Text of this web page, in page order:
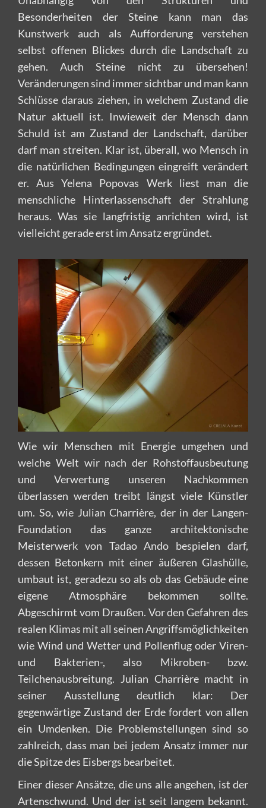
Besonderheiten der Steine kann man das
Kunstwerk auch als Aufforderung verstehen
selbst offenen Blickes durch die Landschaft zu
gehen. Auch Steine nicht zu übersehen!
Veränderungen sind immer sichtbar und man kann
Schlüsse daraus ziehen, in welchem Zustand die
Natur aktuell ist. Inwieweit der Mensch dann
Schuld ist am Zustand der Landschaft, darüber
darf man streiten. Klar ist, überall, wo Mensch in
die natürlichen Bedingungen eingreift verändert
er. Aus Yelena Popovas Werk liest man die
menschliche Hinterlassenschaft der Strahlung
heraus. Was sie langfristig anrichten wird, ist
vielleicht gerade erst im Ansatz ergründet.
Wie wir Menschen mit Energie umgehen und
welche Welt wir nach der Rohstoffausbeutung
und Verwertung unseren Nachkommen
überlassen werden treibt längst viele Künstler
um. So, wie Julian Charrière, der in der Langen-
Foundation das ganze architektonische
Meisterwerk von Tadao Ando bespielen darf,
dessen Betonkern mit einer äußeren Glashülle,
umbaut ist, geradezu so als ob das Gebäude eine
eigene Atmosphäre bekommen sollte.
Abgeschirmt vom Draußen. Vor den Gefahren des
realen Klimas mit all seinen Angriffsmöglichkeiten
wie Wind und Wetter und Pollenflug oder Viren-
und Bakterien-, also Mikroben- bzw.
Teilchenausbreitung. Julian Charrière macht in
seiner Ausstellung deutlich klar: Der
gegenwärtige Zustand der Erde fordert von allen
ein Umdenken. Die Problemstellungen sind so
zahlreich, dass man bei jedem Ansatz immer nur
die Spitze des Eisbergs bearbeitet.
Einer dieser Ansätze, die uns alle angehen, ist der
Artenschwund. Und der ist seit langem bekannt.